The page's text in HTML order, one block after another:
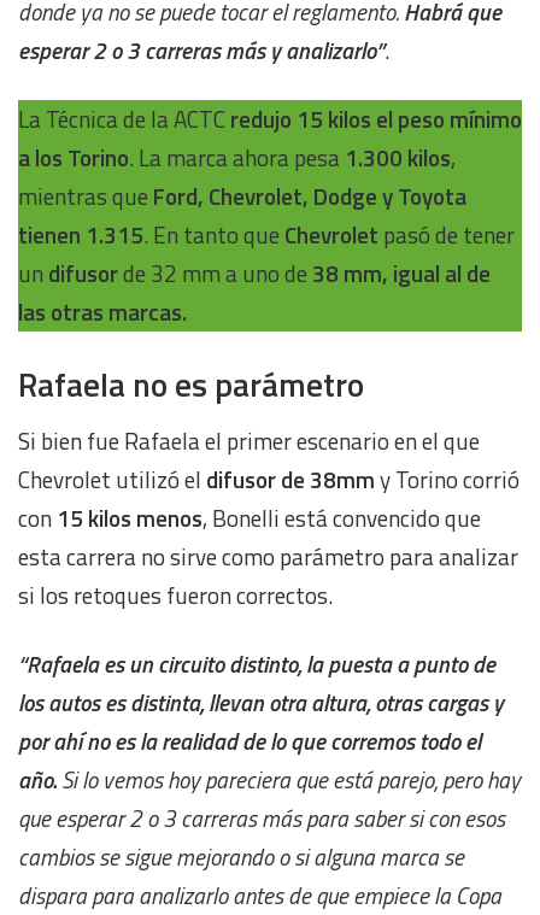
donde ya no se puede tocar el reglamento.Habrá que
esperar 2 o 3 carreras más y analizarlo”.
La Técnica de la ACTC redujo 15 kilos el peso mínimo
a los Torino. La marca ahora pesa 1.300 kilos,
mientras que Ford, Chevrolet, Dodge y Toyota
tienen 1.315. En tanto que Chevrolet pasó de tener
un difusorde 32 mm a uno de 38 mm, igual al de
las otras marcas.
Rafaela no es parámetro
Si bien fue Rafaela el primer escenario en el que
Chevrolet utilizó el difusor de 38mmy Torino corrió
con 15 kilos menos, Bonelli está convencido que
esta carrera no sirve como parámetro para analizar
si los retoques fueron correctos.
“Rafaela es un circuito distinto, la puesta a punto de
los autos es distinta, llevan otra altura, otras cargas y
por ahí no es la realidad de lo que corremos todo el
año.Si lo vemos hoy pareciera que está parejo, pero hay
que esperar 2 o 3 carreras más para saber si con esos
cambios se sigue mejorando o si alguna marca se
dispara para analizarlo antes de que empiece la Copa